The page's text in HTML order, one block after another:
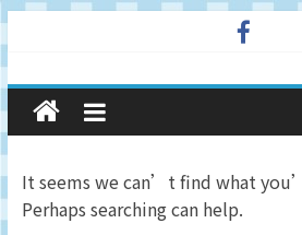
Skip
to
content
廣
告
與
It seems we can’t find what
Perhaps searching can help.